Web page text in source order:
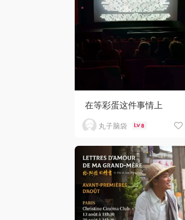
在等彩蛋这件事情上
丸子脑袋 8